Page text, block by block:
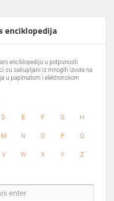
enciklopedija
enciklopediju u potpunosti
su sakupljani iz mnogih izvora na
u papirnatom i elektronskom
D E F G H
M N O P Q
V W X Y Z